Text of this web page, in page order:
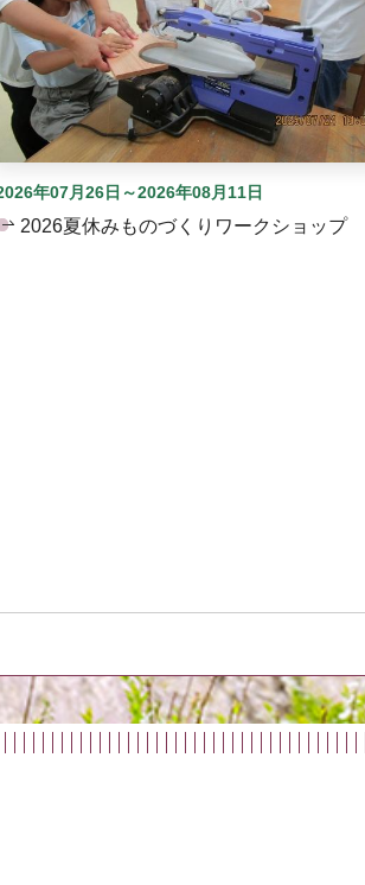
年07月26日～2026年08月11日
2026夏休みものづくりワークショップ